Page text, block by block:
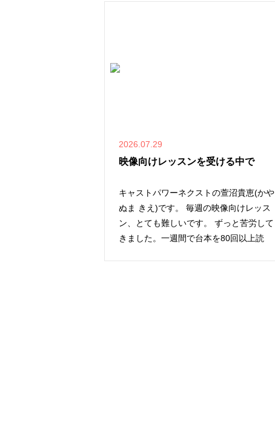
2026.07.29
映像向けレッスンを受ける中で
キャストパワーネクストの萱沼貴恵(かや
ぬま きえ)です。 毎週の映像向けレッス
ン、とても難しいです。 ずっと苦労して
きました。一週間で台本を80回以上読